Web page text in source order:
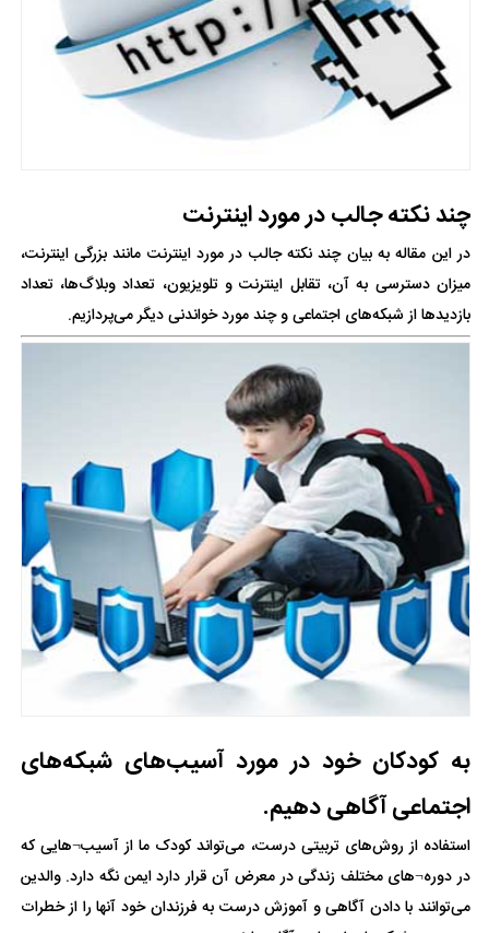
چند نکته جالب در مورد اینترنت
در این مقاله به بیان چند نکته جالب در مورد اینترنت مانند بزرگی اینترنت،
میزان دسترسی به آن، تقابل اینترنت و تلویزیون، تعداد وبلاگ‌ها، تعداد
بازدیدها از شبکه‌های اجتماعی و چند مورد خواندنی دیگر می‌پردازیم.
به کودکان خود در مورد آسیب‌های شبکه‌های
اجتماعی آگاهی دهیم.
استفاده از روش‌های تربیتی درست، می‌تواند کودک ما از آسیب¬هایی که
در دوره¬های مختلف زندگی در معرض آن قرار دارد ایمن نگه دارد. والدین
می‌توانند با دادن آگاهی و آموزش درست به فرزندان خود آنها را از خطرات